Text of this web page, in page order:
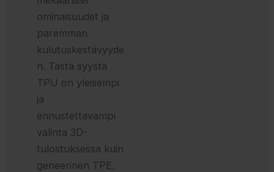
ominaisuudet ja
paremman
kulutuskestävyyde
n. Tästä syystä
TPU on yleisempi
ja
ennustettavampi
valinta 3D-
tulostuksessa kuin
geneerinen TPE.